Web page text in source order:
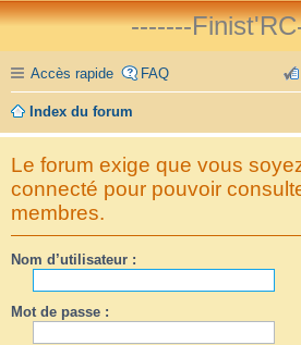
-------
Accès rapide FAQ
Index du forum
Le forum exige que vous
connecté pour pouvoir
membres.
Nom d’utilisateur :
Mot de passe :